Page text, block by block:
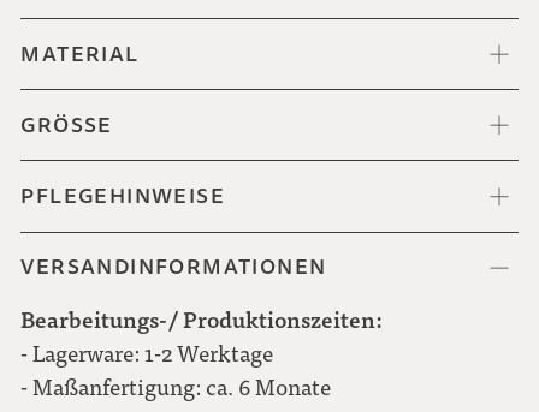
MATERIAL
GRÖSSE
PFLEGEHINWEISE
VERSANDINFORMATIONEN
Bearbeitungs-/ Produktionszeiten:
- Lagerware: 1-2 Werktage
- Maßanfertigung: ca. 6 Monate